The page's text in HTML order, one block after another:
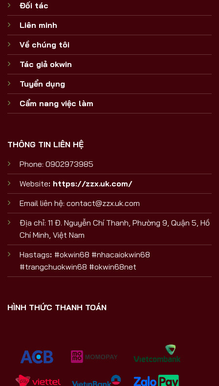
Đối tác
Liên minh
Về chúng tôi
Tác giả okwin
Tuyển dụng
Cẩm nang việc làm
THÔNG TIN LIÊN HỆ
Phone: 0902973985
Website: https://zzx.uk.com/
Email liên hệ: contact@zzx.uk.com
Địa chỉ: 11 Đ. Nguyễn Chí Thanh, Phường 9, Quận 5, Hồ
Chí Minh, Việt Nam
Hastags: #okwin68 #nhacaiokwin68
#trangchuokwin68 #okwin68net
HÌNH THỨC THANH TOÁN